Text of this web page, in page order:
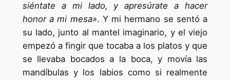
siéntate a mi lado, y apresúrate a hacer
honor a mi mesa». Y mi hermano se sentó a
su lado, junto al mantel imaginario, y el viejo
empezó a fingir que tocaba a los platos y que
se llevaba bocados a la boca, y movía las
mandíbulas y los labios como si realmente